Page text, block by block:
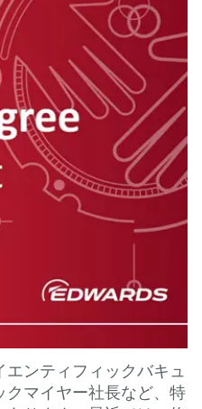
ンティフィックバキュ
クマイヤー社長など、特